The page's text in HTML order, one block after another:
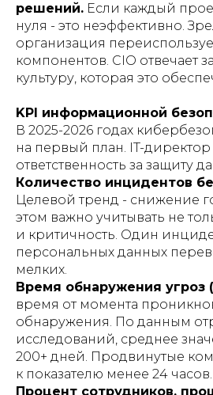
решений. Если каждый
нуля - это неэффективно.
организация
компонентов. CIO отвечает
культуру, которая это
KPI информационной
В 2025-2026 годах
на первый план. IT-
ответственность за защиту
Количество инцидентов
Целевой тренд - снижение
этом важно учитывать не
и критичность. Один
персональных данных
мелких.
Время обнаружения угроз
время от момента
обнаружения. По данным
исследований, среднее
200+ дней. Продвинутые
к показателю менее 24 часов.
Процент сотрудников,